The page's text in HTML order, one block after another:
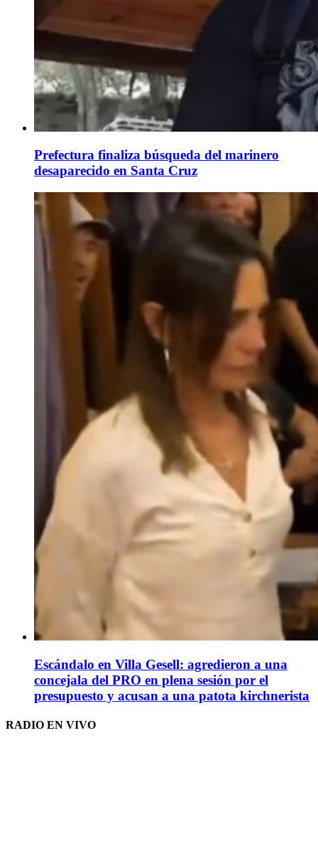
Prefectura finaliza búsqueda del marinero
desaparecido en Santa Cruz
Escándalo en Villa Gesell: agredieron a una
concejala del PRO en plena sesión por el
presupuesto y acusan a una patota kirchnerista
RADIO EN VIVO